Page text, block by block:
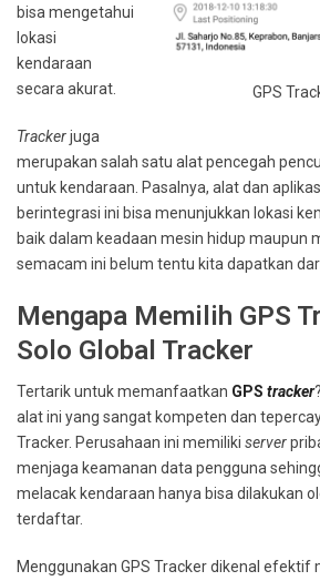
GPS
bisa mengetahui
lokasi
kendaraan
secara akurat.
Trackerjuga
merupakan salah satu alat pencegah
untuk kendaraan. Pasalnya, alat dan
berintegrasi ini bisa menunjukkan lokasi
baik dalam keadaan mesin hidup maupun
semacam ini belum tentu kita dapatkan
Mengapa Memilih GPS
Solo Global Tracker
Tertarik untuk memanfaatkan GPS tracker
alat ini yang sangat kompeten dan
Tracker. Perusahaan ini memiliki server
menjaga keamanan data pengguna
melacak kendaraan hanya bisa dilakukan
terdaftar.
Menggunakan GPS Tracker dikenal